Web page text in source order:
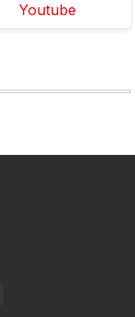
Youtube